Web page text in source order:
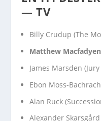
— TV
Billy Crudup (The
Matthew
James Marsden (
Ebon Moss-
Alan Ruck (
Alexander